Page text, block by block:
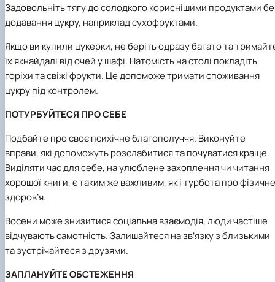
Задовольніть тягу до солодкого кориснішими продуктами
додавання цукру, наприклад сухофруктами.
Якщо ви купили цукерки, не беріть одразу багато та
їх якнайдалі від очей у шафі. Натомість на столі покладіть
горіхи та свіжі фрукти. Це допоможе тримати споживання
цукру під контролем.
ПОТУРБУЙТЕСЯ ПРО CЕБЕ
Подбайте про своє психічне благополуччя. Виконуйте
вправи, які допоможуть розслабитися та почуватися краще.
Виділяти час для себе, на улюблене захоплення чи читання
хорошої книги, є таким же важливим, як і турбота про фізичне
здоров’я.
Восени може знизитися соціальна взаємодія, люди частіше
відчувають самотність. Залишайтеся на зв’язку з близькими
та зустрічайтеся з друзями.
ЗАПЛАНУЙТЕ ОБСТЕЖЕННЯ